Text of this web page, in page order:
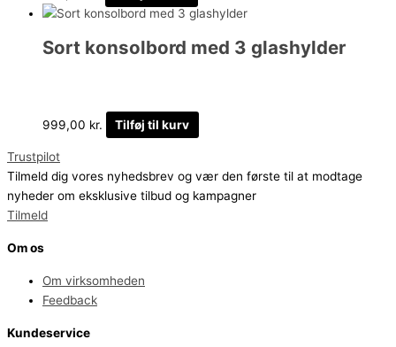
Sort konsolbord med 3 glashylder
999,00 kr. Tilføj til kurv
Trustpilot
Tilmeld dig vores nyhedsbrev og vær den første til at modtage
nyheder om eksklusive tilbud og kampagner
Tilmeld
Om os
Om virksomheden
Feedback
Kundeservice